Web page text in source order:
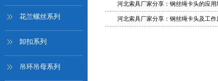
花兰螺丝系列
卸扣系列
吊环吊母系列
河北索具厂家分享：钢丝绳卡头的应用
河北索具厂家分享：钢丝绳卡头及工作